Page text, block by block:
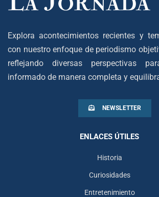
Explora acontecimientos recientes y
con nuestro enfoque de periodismo
reflejando diversas perspectivas
informado de manera completa y
NEWSLETTER
ENLACES ÚTILES
Historia
Curiosidades
Entretenimiento